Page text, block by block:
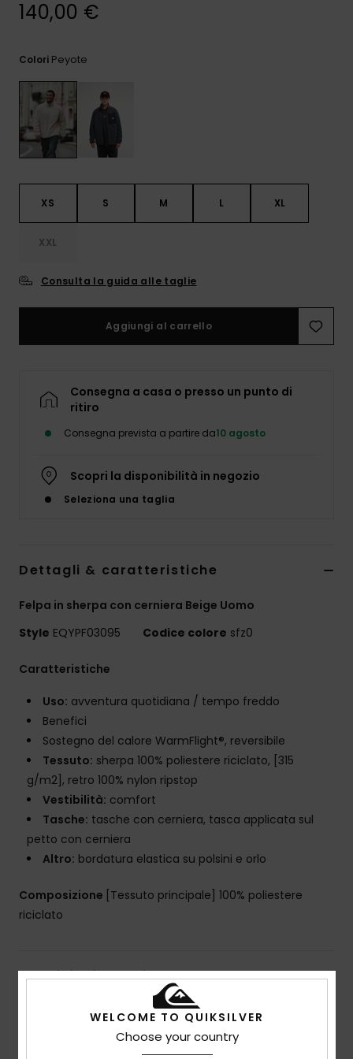
140,00 €
Colori Peyote
XS S M L XL
XXL
Consulta la guida alle taglie
Aggiungi al carrello
Consegna a casa o presso un punto di
ritiro
Consegna prevista a partire da10 agosto
Scopri la disponibilità in negozio
Seleziona una taglia
Dettagli & caratteristiche
Felpa in sherpa con cerniera Beige Uomo
Style EQYPF03095 Codice colore sfz0
Caratteristiche
Uso: avventura quotidiana / tempo freddo
Benefici
Sostegno del calore WarmFlight®, reversibile
Tessuto: sherpa 100% poliestere riciclato, [315
g/m2], retro 100% nylon ripstop
Vestibilità: comfort
Tasche: tasche con cerniera, tasca applicata sul
petto con cerniera
Altro: bordatura elastica su polsini e orlo
Composizione [Tessuto principale] 100% poliestere
riciclato
Spedizioni e Resi
Recensioni dei clienti
WELCOME TO QUIKSILVER
Choose your country